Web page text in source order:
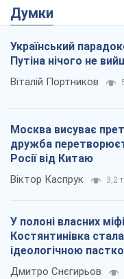
Думки
Український
Путіна нічого не
Віталій Портников
Москва висуває
дружба
Росії від Китаю
Віктор Каспрук 3,2 т.
У полоні власних
Костянтинівка
ідеологічною
окупантів
Дмитро Снєгирьов